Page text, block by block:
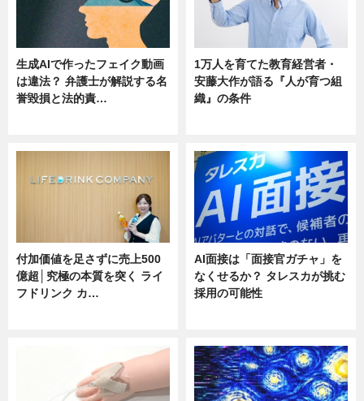
生成AIで作ったフェイク動画
は違法？ 弁護士が解説する名
誉毀損と法的責…
1万人を育てた教育経営者・
安藤大作が語る『人が育つ組
織』の条件
付加価値を足さずに売上500
億超│究極の本質を突く ライ
フドリンク カ…
AI面接は「面接官ガチャ」を
なくせるか？ タレスカが挑む
採用の可能性